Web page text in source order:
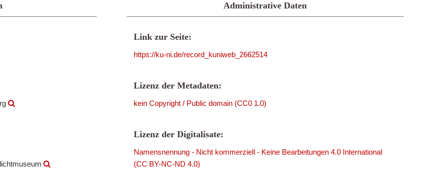
Administrative Daten
Link zur Seite:
https://ku-ni.de/record_kuniweb_2662514
Lizenz der Metadaten:
kein Copyright / Public domain (CC0 1.0)
Lizenz der Digitalisate:
Namensnennung - Nicht kommerziell - Keine Bearbeitungen 4.0 International
(CC BY-NC-ND 4.0)